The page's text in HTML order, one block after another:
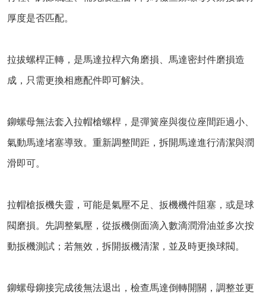
厚度是否匹配。
拉拔螺桿正轉，是馬達拉桿六角磨損、馬達密封件磨損造
成，只需更換相應配件即可解決。
鉚螺母無法套入拉帽槍螺桿，是彈簧座與復位座間距過小、
氣動馬達堵塞導致。重新調整間距，拆開馬達進行清潔與潤
滑即可。
拉帽槍扳機失靈，可能是氣壓不足、扳機機件阻塞，或是球
閥磨損。先調整氣壓，從扳機側面滴入數滴潤滑油並多次按
動扳機測試；若無效，拆開扳機清潔，並及時更換球閥。
鉚螺母鉚接完成後無法退出，檢查馬達倒轉開關，調整並更